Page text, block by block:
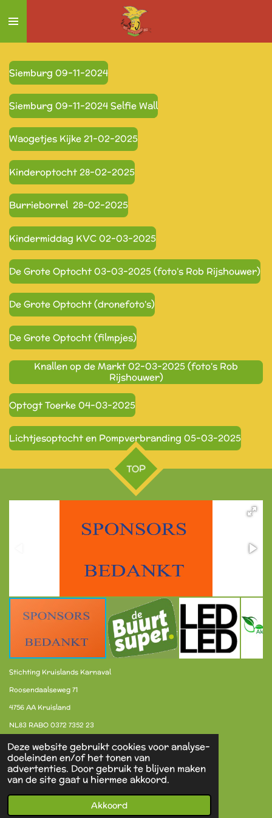
Deze website gebruikt cookies voor analyse-
doeleinden en/of het tonen van
advertenties. Door gebruik te blijven maken
van de site gaat u hiermee akkoord.
Akkoord
direct
naar
de
hoofdinhoud
Siemburg 09-11-2024
Siemburg 09-11-2024 Selfie Wall
Waogetjes Kijke 21-02-2025
Kinderoptocht 28-02-2025
Burrieborrel 28-02-2025
Kindermiddag KVC 02-03-2025
De Grote Optocht 03-03-2025 (foto's Rob Rijshouwer)
De Grote Optocht (dronefoto's)
De Grote Optocht (filmpjes)
Knallen op de Markt 02-03-2025 (foto's Rob
Rijshouwer)
Optogt Toerke 04-03-2025
Lichtjesoptocht en Pompverbranding 05-03-2025
TOP
Stichting Kruislands Karnaval
Roosendaalseweg 71
4756 AA Kruisland
NL83 RABO 0372 7352 23
F
a
e
b
X
I
n
t
Contact